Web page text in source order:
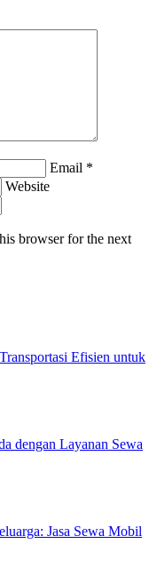
Email *
Website
browser for the next
Efisien untuk
dengan Layanan Sewa
Jasa Sewa Mobil